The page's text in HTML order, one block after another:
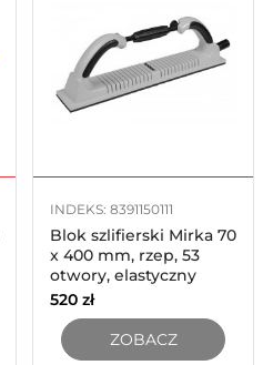
INDEKS: 8391150111
Blok szlifierski Mirka 70
x 400 mm, rzep, 53
otwory, elastyczny
520 zł
ZOBACZ